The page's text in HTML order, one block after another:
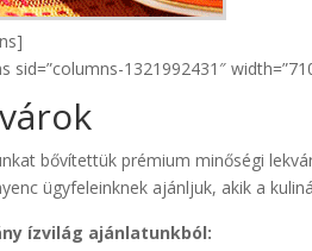
sid=”columns-1321992431″
bővítettük prémium minőségi
ügyfeleinknek ajánljuk, akik a
ízvilág ajánlatunkból: